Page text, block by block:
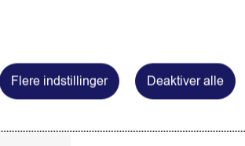
Flere indstillinger Deaktiver alle